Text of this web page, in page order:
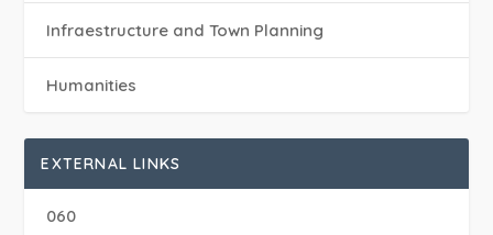
Infraestructure and Town Planning
Humanities
EXTERNAL LINKS
060